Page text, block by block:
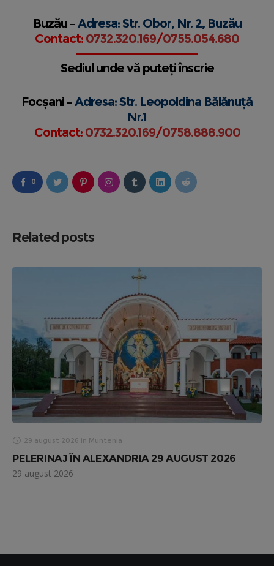
Buzău –Adresa: Str. Obor, Nr. 2, Buzău
Contact: 0732.320.169/0755.054.680
Sediul unde vă puteți înscrie
Focșani –Adresa: Str. Leopoldina Bălănuță
Nr.1
Contact: 0732.320.169/0758.888.900
0
Related posts
29 august 2026 in Muntenia
PELERINAJ ÎN ALEXANDRIA 29 AUGUST 2026
29 august 2026